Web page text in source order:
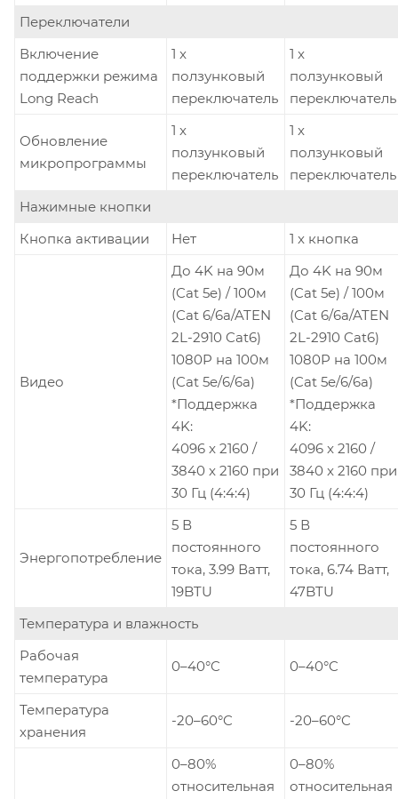
Переключатели
Включение
поддержки режима
Long Reach
1 x
ползунковый
переключатель
1 x
ползунковый
переключатель
Обновление
микропрограммы
1 x
ползунковый
переключатель
1 x
ползунковый
переключатель
Нажимные кнопки
Кнопка активации
Нет 1 x кнопка
Видео
До 4K на 90м
(Cat 5e) / 100м
(Cat 6/6a/ATEN
2L-2910 Cat6)
1080P на 100м
(Cat 5e/6/6a)
*Поддержка
4K:
4096 x 2160 /
3840 x 2160 при
30 Гц (4:4:4)
До 4K на 90м
(Cat 5e) / 100м
(Cat 6/6a/ATEN
2L-2910 Cat6)
1080P на 100м
(Cat 5e/6/6a)
*Поддержка
4K:
4096 x 2160 /
3840 x 2160 при
30 Гц (4:4:4)
Энергопотребление
5 В
постоянного
тока, 3.99 Ватт,
19BTU
5 В
постоянного
тока, 6.74 Ватт,
47BTU
Температура и влажность
Рабочая
температура
0–40°C 0–40°C
Температура
хранения
-20–60°C -20–60°C
0–80%
относительная
0–80%
относительная